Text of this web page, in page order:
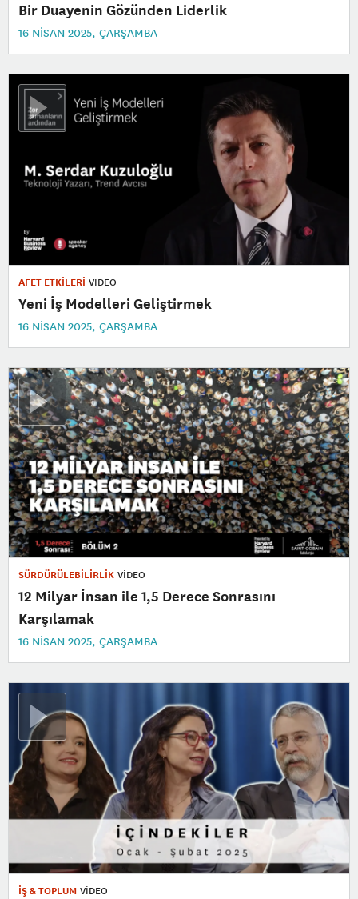
Bir Duayenin Gözünden Liderlik
16 NISAN 2025, ÇARŞAMBA
AFET ETKİLERİ VİDEO
Yeni İş Modelleri Geliştirmek
16 NISAN 2025, ÇARŞAMBA
SÜRDÜRÜLEBİLİRLİK VİDEO
12 Milyar İnsan ile 1,5 Derece Sonrasını
Karşılamak
16 NISAN 2025, ÇARŞAMBA
İŞ & TOPLUM VİDEO